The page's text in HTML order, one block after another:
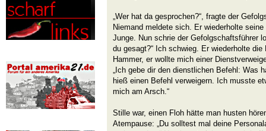
„Wer hat da gesprochen?“, fragte der
Niemand meldete sich. Er wiederholte
Junge. Nun schrie der Gefolgschaftsführer
du gesagt?“ Ich schwieg. Er wiederholte die
Hammer, er wollte mich einer
„Ich gebe dir den dienstlichen Befehl: Was
hieß einen Befehl verweigern. Ich musste
mich am Arsch.“
Stille war, einen Floh hätte man husten
Atempause: „Du solltest mal deine